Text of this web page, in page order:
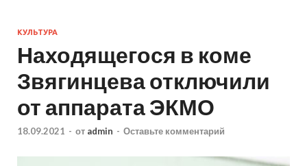
КУЛЬТУРА
Находящегося в коме
Звягинцева отключили
от аппарата ЭКМО
18.09.2021 - от admin - Оставьте комментарий